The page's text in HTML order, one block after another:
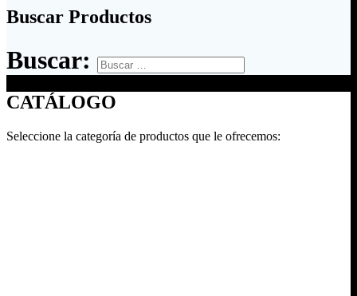
Buscar Productos
Buscar:
CATÁLOGO
Seleccione la categoría de productos que le ofrecemos: